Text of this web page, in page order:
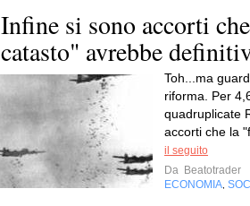
Infine si sono accorti
catasto" avrebbe
Toh...ma
riforma. Per
quadruplicate
accorti che la
il seguito
Da Beatotrader
ECONOMIA